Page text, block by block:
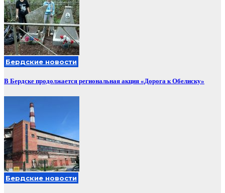
Бердские новости
В Бердске продолжается региональная акция «Дорога к Обелиску»
Бердские новости